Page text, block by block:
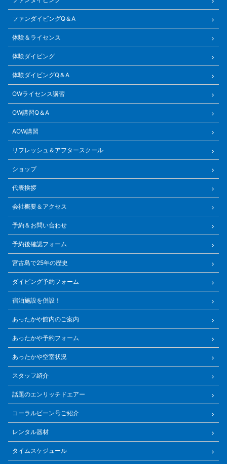
ファンダイビングQ＆A
体験＆ライセンス
体験ダイビング
体験ダイビングQ＆A
OWライセンス講習
OW講習Q＆A
AOW講習
リフレッシュ＆アフタースクール
ショップ
代表挨拶
会社概要＆アクセス
予約＆お問い合わせ
予約後確認フォーム
宮古島で25年の歴史
ダイビング予約フォーム
宿泊施設を併設！
あったかや館内のご案内
あったかや予約フォーム
あったかや空室状況
スタッフ紹介
話題のエンリッチドエアー
コーラルビーン号ご紹介
レンタル器材
タイムスケジュール